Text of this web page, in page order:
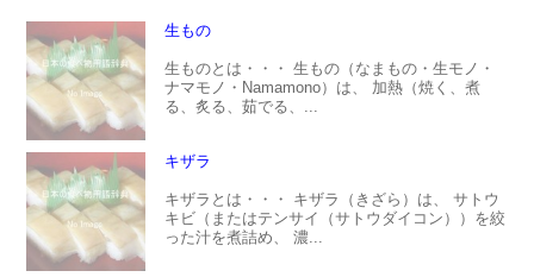
生もの
生ものとは・・・ 生もの（なまもの・生モノ・
ナマモノ・Namamono）は、 加熱（焼く、煮
る、炙る、茹でる、...
キザラ
キザラとは・・・ キザラ（きざら）は、 サトウ
キビ（またはテンサイ（サトウダイコン））を絞
った汁を煮詰め、 濃...